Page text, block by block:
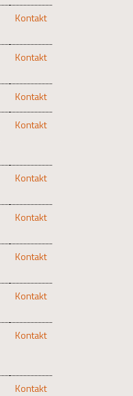
Kontakt
Kontakt
Kontakt
Kontakt
Kontakt
Kontakt
Kontakt
Kontakt
Kontakt
Kontakt